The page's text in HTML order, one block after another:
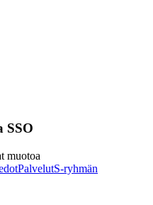
SSO
muotoa
PalvelutS-ryhmän